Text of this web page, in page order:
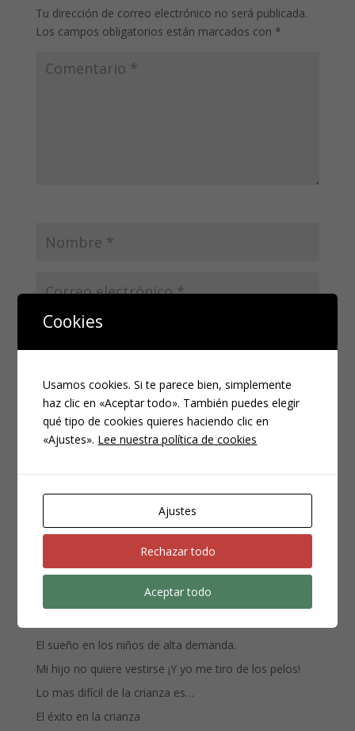
Tu dirección de correo electrónico no será publicada.
Los campos obligatorios están marcados con *
Guarda mi nombre, correo electrónico y web en
este navegador para la próxima vez que comente.
El sueño en los niños de alta demanda.
Mi hijo no quiere vestirse ¡Y yo me tiro de los pelos!
Lo mas difícil de la crianza es…
El éxito en la crianza
Cookies
Usamos cookies. Si te parece bien, simplemente
haz clic en «Aceptar todo». También puedes elegir
qué tipo de cookies quieres haciendo clic en
«Ajustes». Lee nuestra política de cookies
Ajustes
Rechazar todo
Aceptar todo